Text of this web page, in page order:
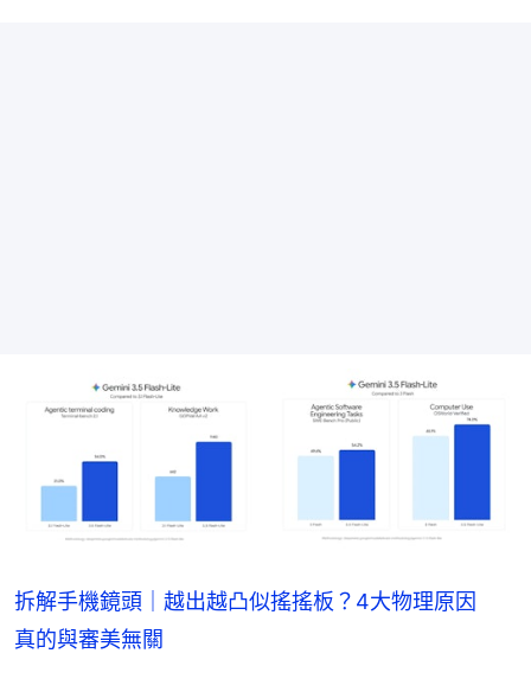
拆解手機鏡頭｜越出越凸似搖搖板？4大物理原因
真的與審美無關